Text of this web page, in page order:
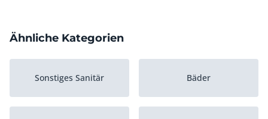
Ähnliche Kategorien
Sonstiges Sanitär Bäder